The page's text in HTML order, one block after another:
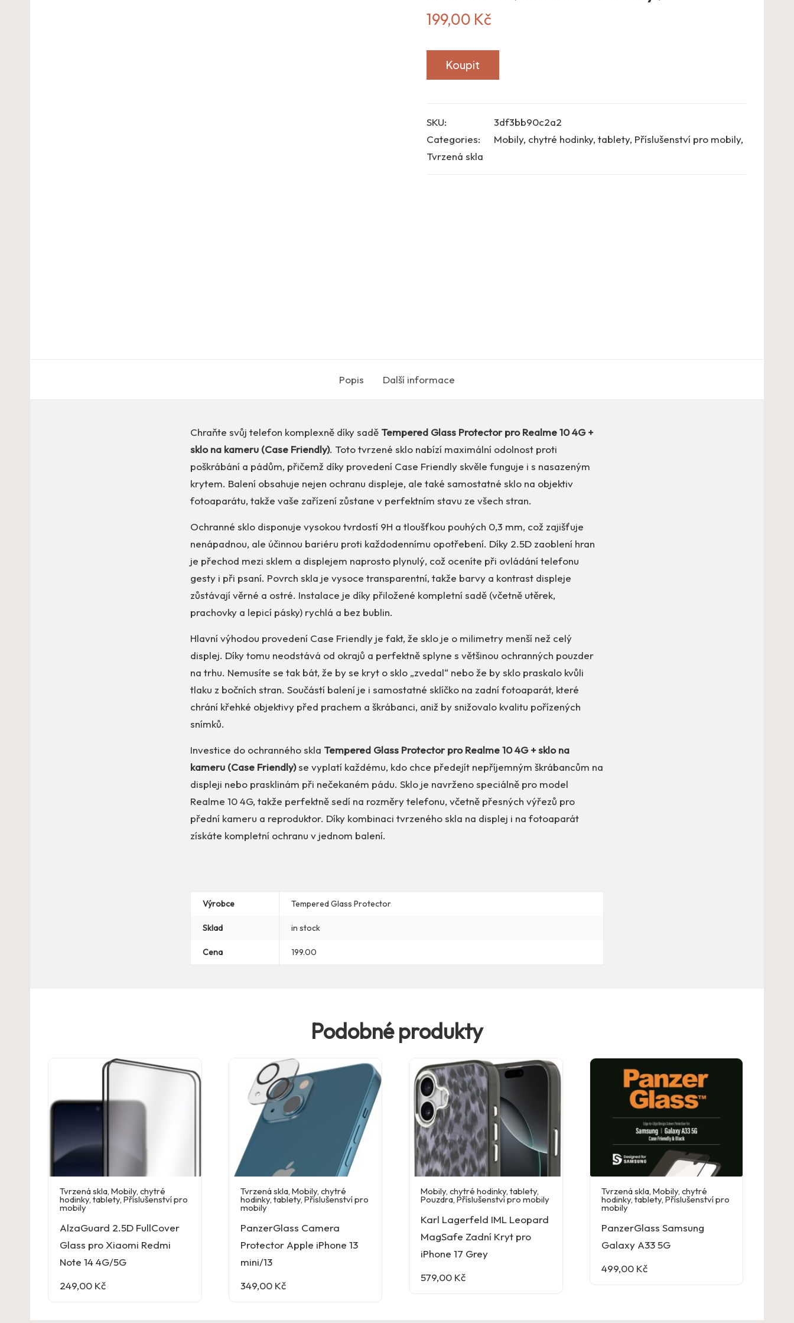
199,00 Kč
Koupit
SKU:
3df3bb90c2a2
Categories:
Mobily, chytré hodinky, tablety, Příslušenství pro mobily,
Tvrzená skla
Popis Další informace
Chraňte svůj telefon komplexně díky sadě Tempered Glass Protector pro Realme 10 4G +
sklo na kameru (Case Friendly). Toto tvrzené sklo nabízí maximální odolnost proti
poškrábání a pádům, přičemž díky provedení Case Friendly skvěle funguje i s nasazeným
krytem. Balení obsahuje nejen ochranu displeje, ale také samostatné sklo na objektiv
fotoaparátu, takže vaše zařízení zůstane v perfektním stavu ze všech stran.
Ochranné sklo disponuje vysokou tvrdostí 9H a tloušťkou pouhých 0,3 mm, což zajišťuje
nenápadnou, ale účinnou bariéru proti každodennímu opotřebení. Díky 2.5D zaoblení hran
je přechod mezi sklem a displejem naprosto plynulý, což oceníte při ovládání telefonu
gesty i při psaní. Povrch skla je vysoce transparentní, takže barvy a kontrast displeje
zůstávají věrné a ostré. Instalace je díky přiložené kompletní sadě (včetně utěrek,
prachovky a lepicí pásky) rychlá a bez bublin.
Hlavní výhodou provedení Case Friendly je fakt, že sklo je o milimetry menší než celý
displej. Díky tomu neodstává od okrajů a perfektně splyne s většinou ochranných pouzder
na trhu. Nemusíte se tak bát, že by se kryt o sklo „zvedal“ nebo že by sklo praskalo kvůli
tlaku z bočních stran. Součástí balení je i samostatné sklíčko na zadní fotoaparát, které
chrání křehké objektivy před prachem a škrábanci, aniž by snižovalo kvalitu pořízených
snímků.
Investice do ochranného skla Tempered Glass Protector pro Realme 10 4G + sklo na
kameru (Case Friendly)se vyplatí každému, kdo chce předejít nepříjemným škrábancům na
displeji nebo prasklinám při nečekaném pádu. Sklo je navrženo speciálně pro model
Realme 10 4G, takže perfektně sedí na rozměry telefonu, včetně přesných výřezů pro
přední kameru a reproduktor. Díky kombinaci tvrzeného skla na displej i na fotoaparát
získáte kompletní ochranu v jednom balení.
Výrobce Tempered Glass Protector
Sklad in stock
Cena 199.00
Podobné produkty
Tvrzená skla, Mobily, chytré
hodinky, tablety, Příslušenství pro
mobily
AlzaGuard 2.5D FullCover
Glass pro Xiaomi Redmi
Note 14 4G/5G
249,00 Kč
Tvrzená skla, Mobily, chytré
hodinky, tablety, Příslušenství pro
mobily
PanzerGlass Camera
Protector Apple iPhone 13
mini/13
349,00 Kč
Mobily, chytré hodinky, tablety,
Pouzdra,Příslušenství pro mobily
Karl Lagerfeld IML Leopard
MagSafe Zadní Kryt pro
iPhone 17 Grey
579,00 Kč
Tvrzená skla, Mobily, chytré
hodinky, tablety, Příslušenství pro
mobily
PanzerGlass Samsung
Galaxy A33 5G
499,00 Kč